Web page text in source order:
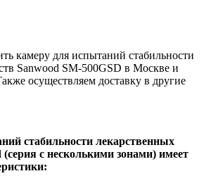
камеру для испытаний стабильности
Sanwood SM-500GSD в Москве и
осуществляем доставку в другие
стабильности лекарственных
(серия с несколькими зонами) имеет